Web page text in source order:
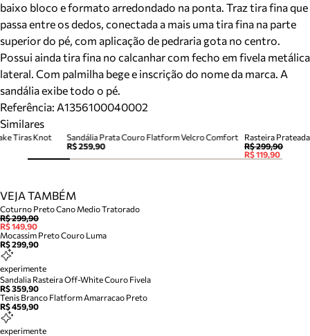
baixo bloco e formato arredondado na ponta. Traz tira fina que
passa entre os dedos, conectada a mais uma tira fina na parte
superior do pé, com aplicação de pedraria gota no centro.
Possui ainda tira fina no calcanhar com fecho em fivela metálica
lateral. Com palmilha bege e inscrição do nome da marca. A
sandália exibe todo o pé.
Referência: A1356100040002
Similares
Sandália Prata Couro Flatform Velcro Comfort
R$ 259,90
Rasteira
R$ 299,90
R$ 119,90
Tiras Knot
VEJA TAMBÉM
Coturno Preto Cano Medio Tratorado
R$ 299,90
R$ 149,90
Mocassim Preto Couro Luma
R$ 299,90
experimente
Sandalia Rasteira Off-White Couro Fivela
R$ 359,90
Tenis Branco Flatform Amarracao Preto
R$ 459,90
experimente